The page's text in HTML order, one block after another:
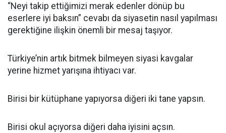
“Neyi takip ettiğimizi merak edenler dönüp bu
eserlere iyi baksın” cevabı da siyasetin nasıl yapılması
gerektiğine ilişkin önemli bir mesaj taşıyor.
Türkiye’nin artık bitmek bilmeyen siyasi kavgalar
yerine hizmet yarışına ihtiyacı var.
Birisi bir kütüphane yapıyorsa diğeri iki tane yapsın.
Birisi okul açıyorsa diğeri daha iyisini açsın.